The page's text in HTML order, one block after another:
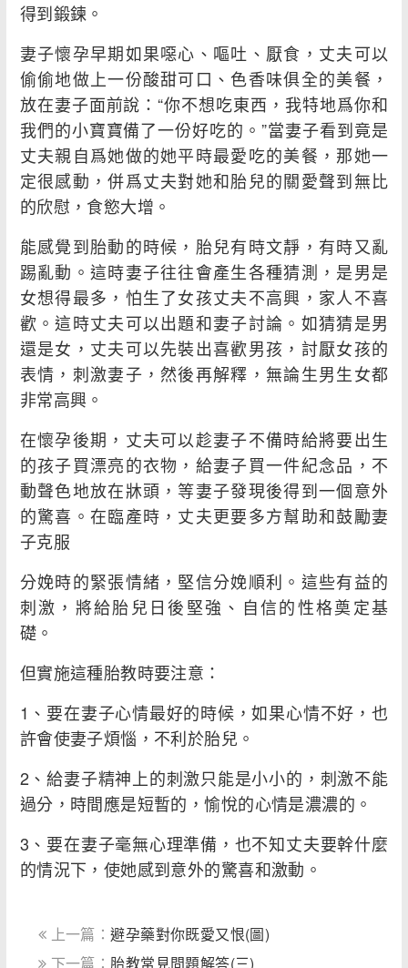
得到鍛鍊。
妻子懷孕早期如果噁心、嘔吐、厭食，丈夫可以
偷偷地做上一份酸甜可口、色香味俱全的美餐，
放在妻子面前說：“你不想吃東西，我特地爲你和
我們的小寶寶備了一份好吃的。”當妻子看到竟是
丈夫親自爲她做的她平時最愛吃的美餐，那她一
定很感動，併爲丈夫對她和胎兒的關愛聲到無比
的欣慰，食慾大增。
能感覺到胎動的時候，胎兒有時文靜，有時又亂
踢亂動。這時妻子往往會產生各種猜測，是男是
女想得最多，怕生了女孩丈夫不高興，家人不喜
歡。這時丈夫可以出題和妻子討論。如猜猜是男
還是女，丈夫可以先裝出喜歡男孩，討厭女孩的
表情，刺激妻子，然後再解釋，無論生男生女都
非常高興。
在懷孕後期，丈夫可以趁妻子不備時給將要出生
的孩子買漂亮的衣物，給妻子買一件紀念品，不
動聲色地放在牀頭，等妻子發現後得到一個意外
的驚喜。在臨產時，丈夫更要多方幫助和鼓勵妻
子克服
分娩時的緊張情緒，堅信分娩順利。這些有益的
刺激，將給胎兒日後堅強、自信的性格奠定基
礎。
但實施這種胎教時要注意：
1、要在妻子心情最好的時候，如果心情不好，也
許會使妻子煩惱，不利於胎兒。
2、給妻子精神上的刺激只能是小小的，刺激不能
過分，時間應是短暫的，愉悅的心情是濃濃的。
3、要在妻子毫無心理準備，也不知丈夫要幹什麼
的情況下，使她感到意外的驚喜和激動。
上一篇：避孕藥對你既愛又恨(圖)
下一篇： 胎教常見問題解答(三)